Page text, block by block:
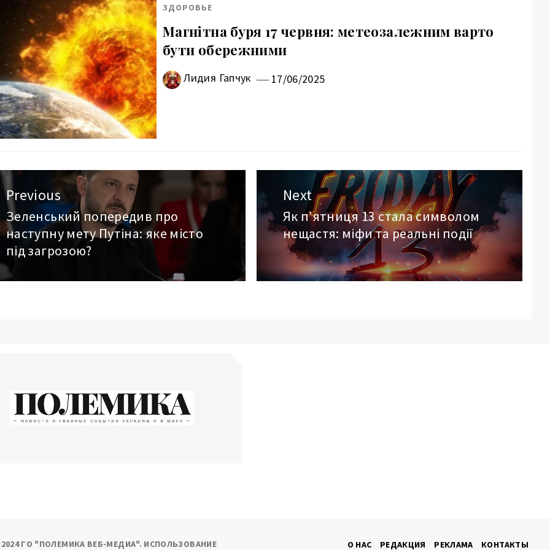
ЗДОРОВЬЕ
Магнітна буря 17 червня: метеозалежним варто
бути обережними
Лидия Гапчук 17/06/2025
Previous
Previous
post:
Зеленський попередив про
наступну мету Путіна: яке місто
під загрозою?
Next
Next
post:
Як п’ятниця 13 стала символом
нещастя: міфи та реальні події
2024 ГО "ПОЛЕМИКА ВЕБ-МЕДИА". ИСПОЛЬЗОВАНИЕ О НАС РЕДАКЦИЯ РЕКЛАМА КОНТАКТЫ